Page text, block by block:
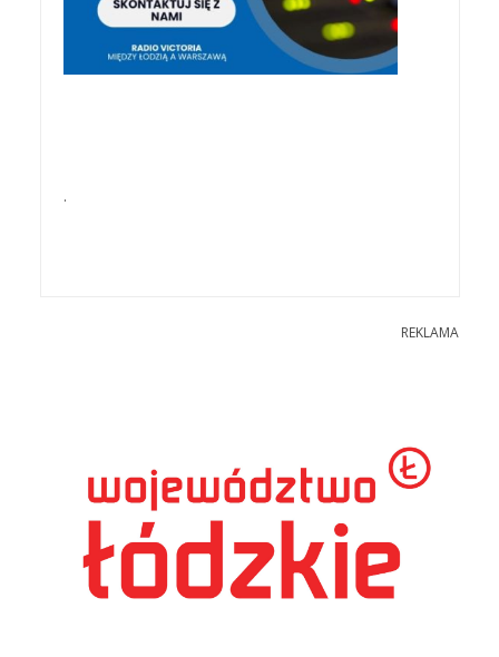
.
REKLAMA